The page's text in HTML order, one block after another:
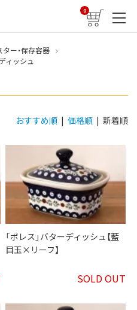
0
ー・保存容器
ィッシュ
おすすめ順 | 価格順 | 新着順
「ボレス」バターディッシュ【藍
目玉×リーフ】
SOLD OUT